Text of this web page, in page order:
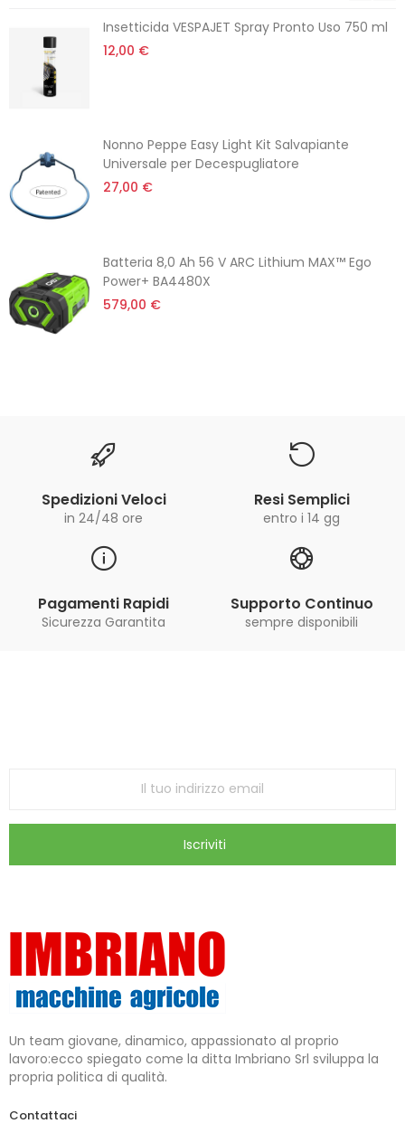
Insetticida VESPAJET Spray Pronto Uso 750 ml
12,00 €
Nonno Peppe Easy Light Kit Salvapiante
Universale per Decespugliatore
27,00 €
Batteria 8,0 Ah 56 V ARC Lithium MAX™ Ego
Power+ BA4480X
579,00 €
Spedizioni Veloci
in 24/48 ore
Resi Semplici
entro i 14 gg
Pagamenti Rapidi
Sicurezza Garantita
Supporto Continuo
sempre disponibili
Iscriviti
Un team giovane, dinamico, appassionato al proprio
lavoro:ecco spiegato come la ditta Imbriano Srl sviluppa la
propria politica di qualità.
Contattaci